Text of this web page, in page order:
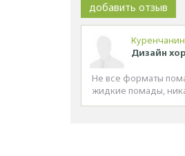
добавить отзыв
Дизайн
Не все форматы
жидкие помады,